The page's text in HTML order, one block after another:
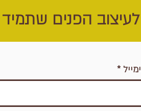
הפנים